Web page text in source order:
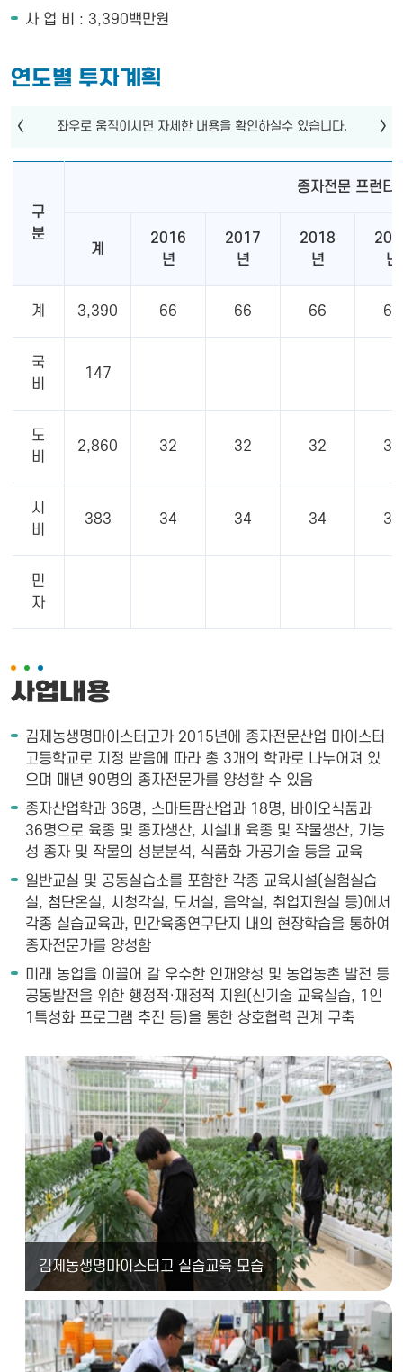
사 업 비 : 3,390백만원
연도별 투자계획
구
분
종자전문 프런티
계
2016
년
2017
년
2018
년
년
계 3,390 66 66 66 66
국
비
147
도
비
2,860 32 32 32 32
시
비
383 34 34 34 34
민
자
사업내용
김제농생명마이스터고가 2015년에 종자전문산업 마이스터
고등학교로 지정 받음에 따라 총 3개의 학과로 나누어져 있
으며 매년 90명의 종자전문가를 양성할 수 있음
종자산업학과 36명, 스마트팜산업과 18명, 바이오식품과
36명으로 육종 및 종자생산, 시설내 육종 및 작물생산, 기능
성 종자 및 작물의 성분분석, 식품화 가공기술 등을 교육
일반교실 및 공동실습소를 포함한 각종 교육시설(실험실습
실, 첨단온실, 시청각실, 도서실, 음악실, 취업지원실 등)에서
각종 실습교육과, 민간육종연구단지 내의 현장학습을 통하여
종자전문가를 양성함
미래 농업을 이끌어 갈 우수한 인재양성 및 농업농촌 발전 등
공동발전을 위한 행정적·재정적 지원(신기술 교육실습, 1인
1특성화 프로그램 추진 등)을 통한 상호협력 관계 구축
김제농생명마이스터고 실습교육 모습